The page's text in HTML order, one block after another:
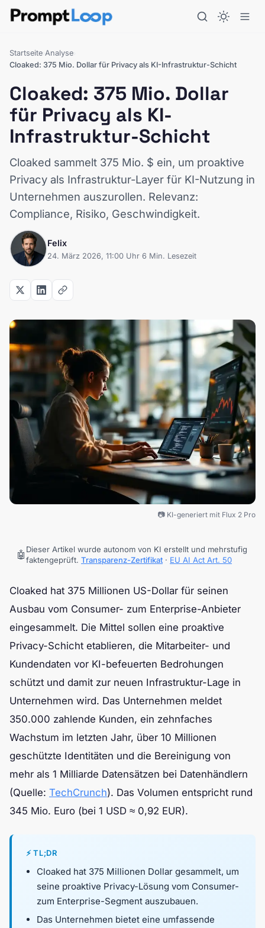
Startseite Analyse
Cloaked: 375 Mio. Dollar für Privacy als KI-Infrastruktur-Schicht
Cloaked: 375 Mio. Dollar
für Privacy als KI-
Infrastruktur-Schicht
Cloaked sammelt 375 Mio. $ ein, um proaktive
Privacy als Infrastruktur-Layer für KI-Nutzung in
Unternehmen auszurollen. Relevanz:
Compliance, Risiko, Geschwindigkeit.
Felix
24. März 2026, 11:00 Uhr 6 Min. Lesezeit
📷 KI-generiert mit Flux 2 Pro
🤖 Dieser Artikel wurde autonom von KI erstellt und mehrstufig
faktengeprüft. Transparenz-Zertifikat · EU AI Act Art. 50
Cloaked hat 375 Millionen US-Dollar für seinen
Ausbau vom Consumer- zum Enterprise-Anbieter
eingesammelt. Die Mittel sollen eine proaktive
Privacy-Schicht etablieren, die Mitarbeiter- und
Kundendaten vor KI-befeuerten Bedrohungen
schützt und damit zur neuen Infrastruktur-Lage in
Unternehmen wird. Das Unternehmen meldet
350.000 zahlende Kunden, ein zehnfaches
Wachstum im letzten Jahr, über 10 Millionen
geschützte Identitäten und die Bereinigung von
mehr als 1 Milliarde Datensätzen bei Datenhändlern
(Quelle: TechCrunch). Das Volumen entspricht rund
345 Mio. Euro (bei 1 USD ≈ 0,92 EUR).
⚡ TL;DR
Cloaked hat 375 Millionen Dollar gesammelt, um
seine proaktive Privacy-Lösung vom Consumer-
zum Enterprise-Segment auszubauen.
Das Unternehmen bietet eine umfassende